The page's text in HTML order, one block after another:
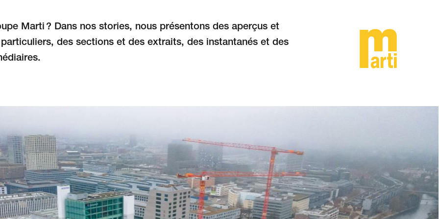
Marti ? Dans nos stories, nous présentons des aperçus et
des sections et des extraits, des instantanés et des